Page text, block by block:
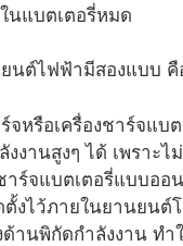
นแบตเตอรี่หมด
ยนต์ไฟฟ้ามีสองแบบ คื
จหรือเครื่องชาร์จแ
งานสูงๆ ได้ เพรา
าร์จแบตเตอรี่แบบอ
งไว้ภายในยานยน
านพิกัดกำลังงาน ทำ